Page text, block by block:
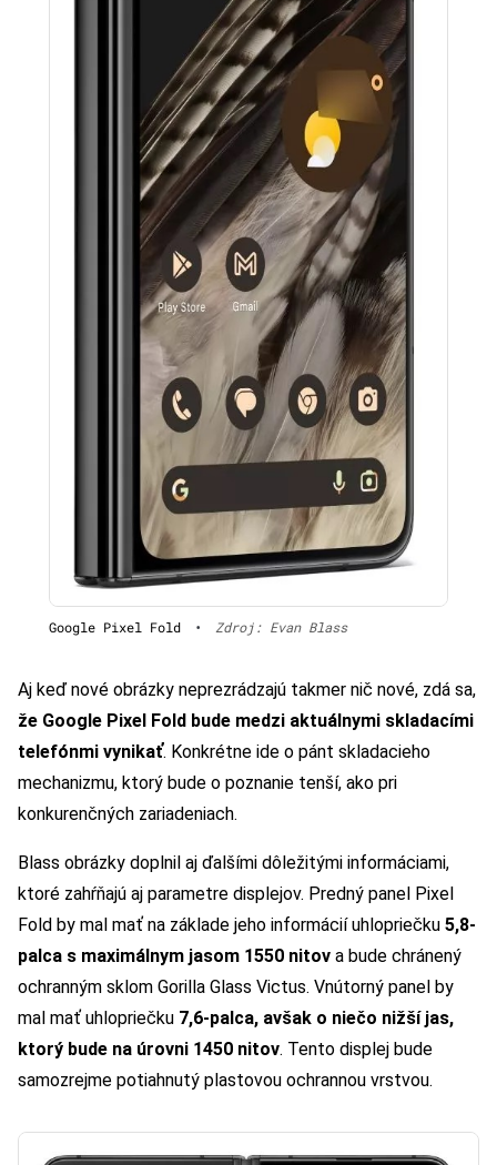
Google Pixel Fold • Zdroj: Evan Blass
Aj keď nové obrázky neprezrádzajú takmer nič nové, zdá sa,
že Google Pixel Fold bude medzi aktuálnymi skladacími
telefónmi vynikať. Konkrétne ide o pánt skladacieho
mechanizmu, ktorý bude o poznanie tenší, ako pri
konkurenčných zariadeniach.
Blass obrázky doplnil aj ďalšími dôležitými informáciami,
ktoré zahŕňajú aj parametre displejov. Predný panel Pixel
Fold by mal mať na základe jeho informácií uhlopriečku 5,8-
palca s maximálnym jasom 1550 nitov a bude chránený
ochranným sklom Gorilla Glass Victus. Vnútorný panel by
mal mať uhlopriečku 7,6-palca, avšak o niečo nižší jas,
ktorý bude na úrovni 1450 nitov. Tento displej bude
samozrejme potiahnutý plastovou ochrannou vrstvou.